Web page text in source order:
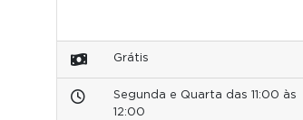
Grátis
Segunda e Quarta das 11:00 às
12:00